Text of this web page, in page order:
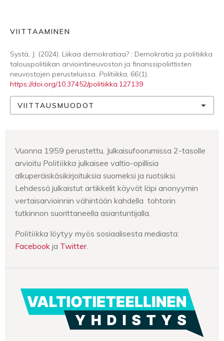
VIITTAAMINEN
Systä, J. (2024). Liikaa demokratiaa? : Demokratia ja politiikka
talouspolitiikan arviointineuvoston ja finanssipoliittisten
neuvostojen perusteluissa. Politiikka, 66(1).
https://doi.org/10.37452/politiikka.127139
VIITTAUSMUODOT
Vuonna 1959 perustettu, Julkaisufoorumissa 2-tasolle
arvioitu Politiikka julkaisee valtio-opillisia
alkuperäiskäsikirjoituksia suomeksi ja ruotsiksi.
Lehdessä julkaistut artikkelit käyvät läpi anonyymin
vertaisarvioinnin vähintään kahdella tohtorin
tutkinnon suorittaneella asiantuntijalla.
Politiikka löytyy myös sosiaalisesta mediasta:
Facebook ja Twitter.